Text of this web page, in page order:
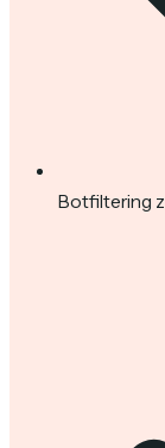
Botfiltering